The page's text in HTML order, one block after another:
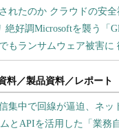
料／製品資料／レポート
集中で回線が逼迫、ネ
とAPIを活用した「業務